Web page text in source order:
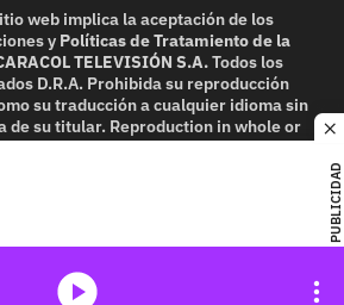
PUBLICIDAD
web implica la aceptación de los
y Políticas de Tratamiento de la
TELEVISIÓN S.A.Todos los
D.R.A. Prohibida su reproducción
su traducción a cualquier idioma sin
de su titular. Reproduction in whole or
without written permission is